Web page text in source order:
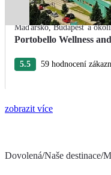
Maďarsko,Budapešť a okolí
Portobello Wellness
5.5
59 hodnocení
zobrazit více
Dovolená/Naše destinace/